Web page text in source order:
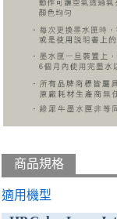
商品規格
適用機型